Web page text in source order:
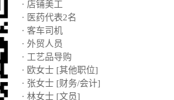
· 店铺美工
· 医药代表2名
· 客车司机
· 外贸人员
· 工艺品导购
· 欧女士 [其他职位]
· 张女士 [财务/会计]
· 林女士 [文员]